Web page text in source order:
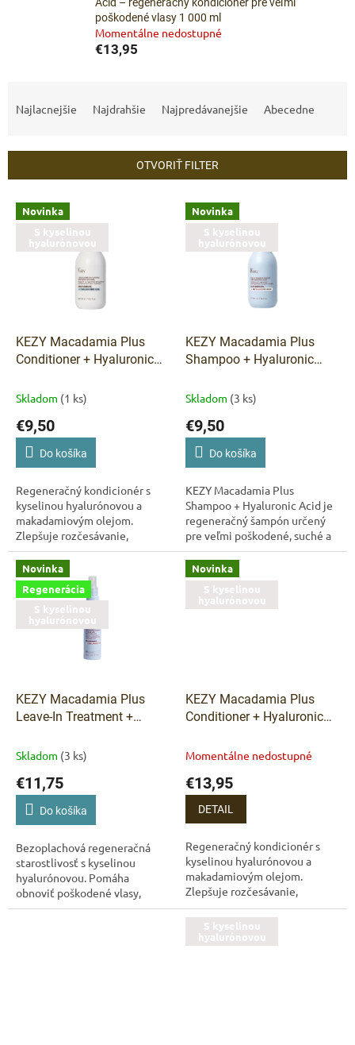
Acid – regeneračný kondicionér pre veľmi
poškodené vlasy 1 000 ml
Momentálne nedostupné
€13,95
i
Najlacnejšie Najdrahšie Najpredávanejšie Abecedne
OTVORIŤ FILTER
V Novinka
S kyselinou
hyalurónovou
KEZY Macadamia Plus
Conditioner + Hyaluronic
kondicionér pre veľmi
Skladom (1 ks)
€9,50
Do košíka
Regeneračný kondicionér s
kyselinou hyalurónovou a
makadamiovým olejom.
Zlepšuje rozčesávanie,
vyživuje vlasové vlákno a
zanecháva vlasy hladšie a
lesklejšie. KEZY Macadamia...
Novinka
S kyselinou
hyalurónovou
KEZY Macadamia Plus
Shampoo + Hyaluronic
šampón pre veľmi
Skladom (3 ks)
€9,50
Do košíka
KEZY Macadamia Plus
Shampoo + Hyaluronic Acid je
regeneračný šampón určený
pre veľmi poškodené, suché a
namáhané vlasy. Jemne čistí
pokožku hlavy a zároveň
pomáha obnoviť...
Novinka
Regenerácia
S kyselinou
hyalurónovou
KEZY Macadamia Plus
Leave-In Treatment +
bezoplachová kúra pre
Skladom (3 ks)
€11,75
Do košíka
Bezoplachová regeneračná
starostlivosť s kyselinou
hyalurónovou. Pomáha
obnoviť poškodené vlasy,
zlepšuje rozčesávanie, znižuje
Novinka
S kyselinou
hyalurónovou
KEZY Macadamia Plus
Conditioner + Hyaluronic
kondicionér pre veľmi
Momentálne nedostupné
€13,95
DETAIL
Regeneračný kondicionér s
kyselinou hyalurónovou a
makadamiovým olejom.
Zlepšuje rozčesávanie,
vyživuje vlasové vlákno a
zanecháva vlasy hladšie a
lesklejšie. KEZY Macadamia...
S kyselinou
hyalurónovou